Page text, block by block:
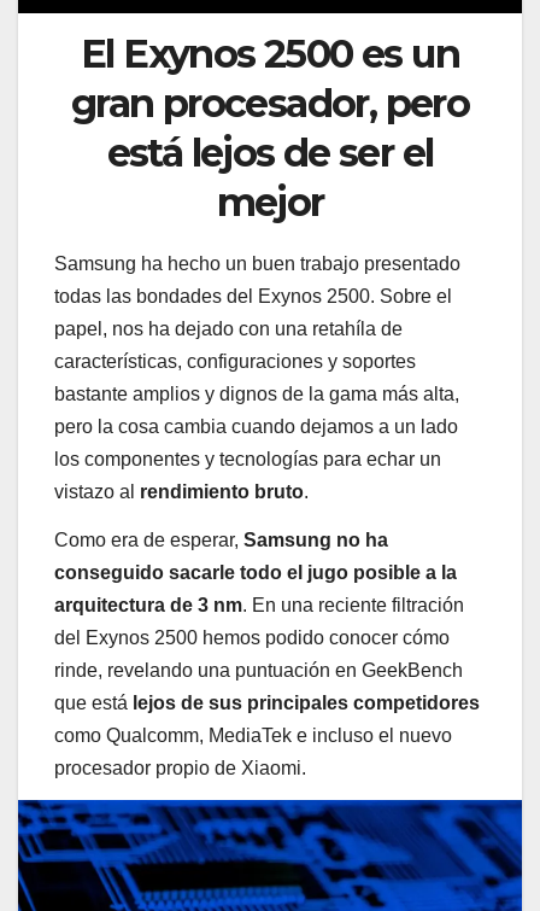
El Exynos 2500 es un
gran procesador, pero
está lejos de ser el
mejor
Samsung ha hecho un buen trabajo presentado
todas las bondades del Exynos 2500. Sobre el
papel, nos ha dejado con una retahíla de
características, configuraciones y soportes
bastante amplios y dignos de la gama más alta,
pero la cosa cambia cuando dejamos a un lado
los componentes y tecnologías para echar un
vistazo al rendimiento bruto.
Como era de esperar, Samsung no ha
conseguido sacarle todo el jugo posible a la
arquitectura de 3 nm. En una reciente filtración
del Exynos 2500 hemos podido conocer cómo
rinde, revelando una puntuación en GeekBench
que está lejos de sus principales competidores
como Qualcomm, MediaTek e incluso el nuevo
procesador propio de Xiaomi.